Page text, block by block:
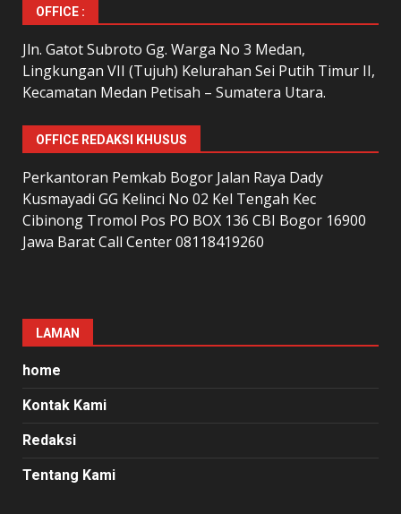
OFFICE :
Jln. Gatot Subroto Gg. Warga No 3 Medan,
Lingkungan VII (Tujuh) Kelurahan Sei Putih Timur II,
Kecamatan Medan Petisah – Sumatera Utara.
OFFICE REDAKSI KHUSUS
Perkantoran Pemkab Bogor Jalan Raya Dady
Kusmayadi GG Kelinci No 02 Kel Tengah Kec
Cibinong Tromol Pos PO BOX 136 CBI Bogor 16900
Jawa Barat Call Center 08118419260
LAMAN
home
Kontak Kami
Redaksi
Tentang Kami